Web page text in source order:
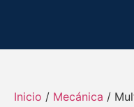
Inicio / Mecánica /